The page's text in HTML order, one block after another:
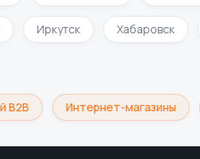
Иркутск Хабаровск
Интернет-магазины